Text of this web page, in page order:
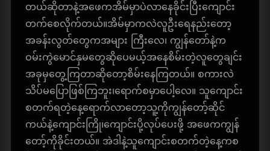
တယ်ဆိုတာနဲ့အဖေကအိမ်မှာပဲလာနေခိုင်းပြီးကျောင်း
တက်စေလိုက်တယ်။အိမ်မှာကလဲလူဦးရေနည်းတော့
အခန်းလွတ်တွေကအများ ကြီးလေ၊ ကျွန်တော်နဲ့က
ဝမ်းကွဲမောင်နှမတွေဆိုပေမယ့်အနေစိမ်းတဲ့လူတွေချင်း
အခုမှတွေ့ကြတာဆိုတော့စိမ်းနေကြတယ်။ စကားလဲ
သိပ်မပြောဖြစ်ကြဘူး၊ရောက်စမှာပေါ့လေ။ သူကျောင်း
စတက်ရတဲ့နေ့ရောက်လာတော့သူ့ကိုကျွန်တော့်ဆိုင်
ကယ်နဲ့ကျောင်းကြို၊ကျောင်းပို့လုပ်ပေးဖို့ အဖေကကျွန်
တော့်ကိုခိုင်းတယ်။ အဲဒါနဲ့သူကျောင်းစတက်တဲ့နေ့ကစ